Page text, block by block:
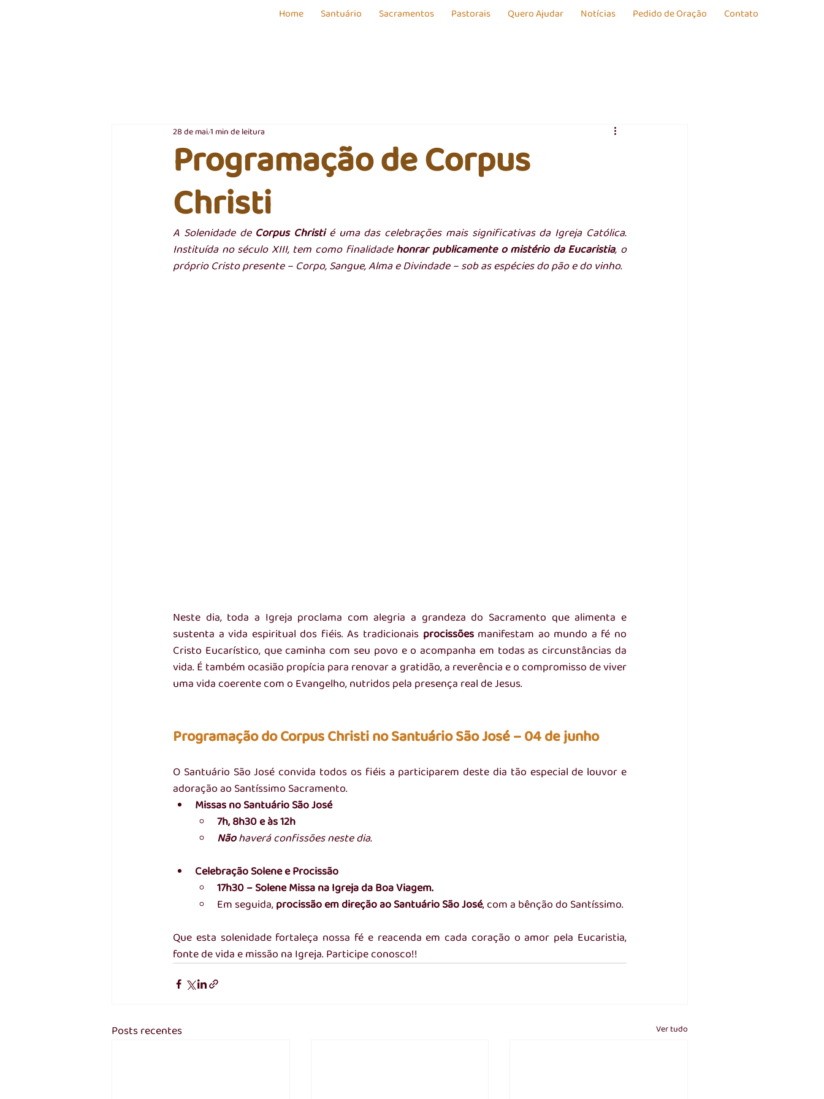
Home Santuário Sacramentos Pastorais Quero Ajudar Notícias Pedido de Oração Contato
Programação de Corpus
Christi
28 de mai.1 min de leitura
A Solenidade de Corpus Christi é uma das celebrações mais significativas da Igreja Católica.
Instituída no século XIII, tem como finalidade honrar publicamente o mistério da Eucaristia, o
próprio Cristo presente – Corpo, Sangue, Alma e Divindade – sob as espécies do pão e do vinho.
Neste dia, toda a Igreja proclama com alegria a grandeza do Sacramento que alimenta e
sustenta a vida espiritual dos fiéis. As tradicionais procissões manifestam ao mundo a fé no
Cristo Eucarístico, que caminha com seu povo e o acompanha em todas as circunstâncias da
vida. É também ocasião propícia para renovar a gratidão, a reverência e o compromisso de viver
uma vida coerente com o Evangelho, nutridos pela presença real de Jesus.
Programação do Corpus Christi no Santuário São José – 04 de junho
O Santuário São José convida todos os fiéis a participarem deste dia tão especial de louvor e
adoração ao Santíssimo Sacramento.
Missas no Santuário São José
7h, 8h30 e às 12h
Não haverá confissões neste dia.
Celebração Solene e Procissão
17h30 – Solene Missa na Igreja da Boa Viagem.
Em seguida, procissão em direção ao Santuário São José, com a bênção do Santíssimo.
Que esta solenidade fortaleça nossa fé e reacenda em cada coração o amor pela Eucaristia,
fonte de vida e missão na Igreja. Participe conosco!!
Posts recentes Ver tudo